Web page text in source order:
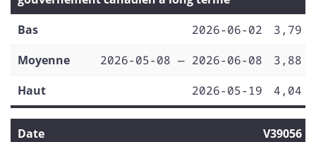
Bas
2026-06-02
3,79
Moyenne
2026-05-08 — 2026-06-08
3,88
Haut
2026-05-19 4,04
Date
V39056